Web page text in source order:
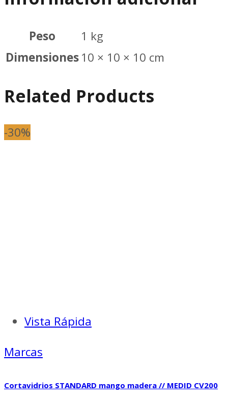
Peso
1 kg
Dimensiones10 × 10 × 10 cm
Related Products
-30%
Vista Rápida
Marcas
Cortavidrios STANDARD mango madera // MEDID CV200